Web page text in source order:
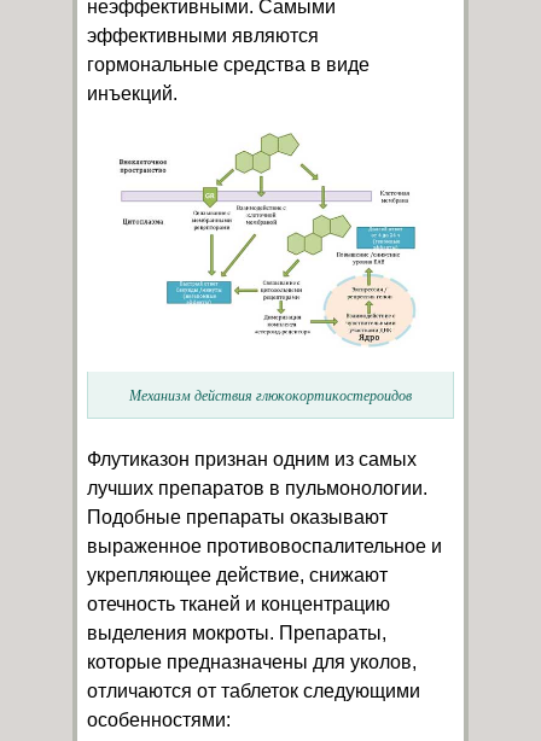
неэффективными. Самыми
эффективными являются
гормональные средства в виде
инъекций.
Механизм действия глюкокортикостероидов
Флутиказон признан одним из самых
лучших препаратов в пульмонологии.
Подобные препараты оказывают
выраженное противовоспалительное и
укрепляющее действие, снижают
отечность тканей и концентрацию
выделения мокроты. Препараты,
которые предназначены для уколов,
отличаются от таблеток следующими
особенностями: